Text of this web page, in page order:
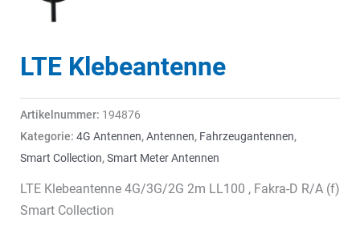
LTE Klebeantenne
Artikelnummer: 194876
Kategorie: 4G Antennen,Antennen, Fahrzeugantennen,
Smart Collection,Smart Meter Antennen
LTE Klebeantenne 4G/3G/2G 2m LL100 , Fakra-D R/A (f)
Smart Collection